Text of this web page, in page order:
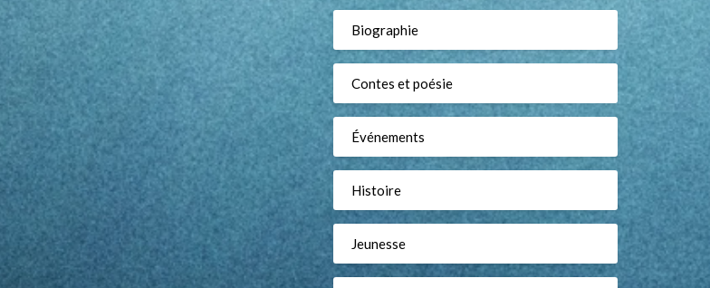
Biographie
Contes et poésie
Événements
Histoire
Jeunesse